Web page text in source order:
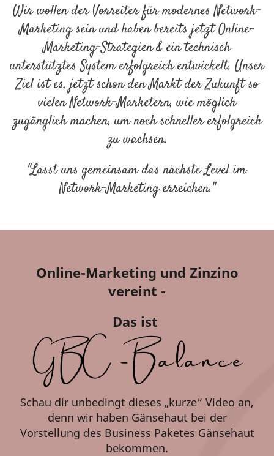
Wir wollen der Vorreiter für modernes Network-
Marketing sein und haben bereits jetzt Online-
Marketing-Strategien & ein technisch
unterstütztes System erfolgreich entwickelt. Unser
Ziel ist es, jetzt schon den Markt der Zukunft so
vielen Network-Marketern, wie möglich
zugänglich machen, um noch schneller erfolgreich
zu wachsen.
"Lasst uns gemeinsam das nächste Level im
Network-Marketing erreichen."
Online-Marketing und Zinzino
vereint -
Das ist
Schau dir unbedingt dieses „kurze“ Video an,
denn wir haben Gänsehaut bei der
Vorstellung des Business Paketes Gänsehaut
bekommen.